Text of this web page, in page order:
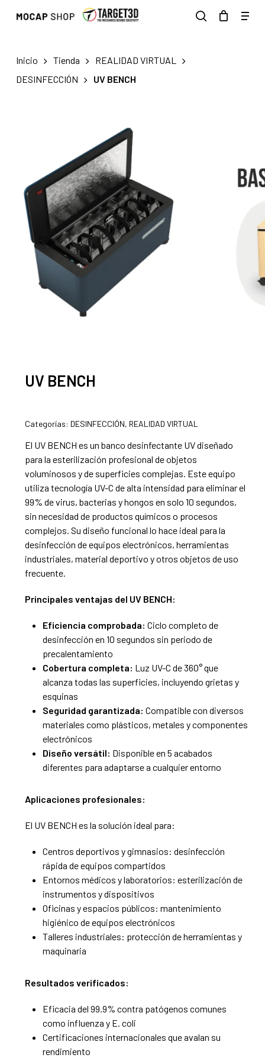
Menu
Inicio Tienda
REALIDAD VIRTUAL
DESINFECCIÓN
UV BENCH
UV BENCH
Categorías: DESINFECCIÓN, REALIDAD VIRTUAL
El UV BENCH es un banco desinfectante UV diseñado
para la esterilización profesional de objetos
voluminosos y de superficies complejas. Este equipo
utiliza tecnología UV-C de alta intensidad para eliminar el
99% de virus, bacterias y hongos en solo 10 segundos,
sin necesidad de productos químicos o procesos
complejos. Su diseño funcional lo hace ideal para la
desinfección de equipos electrónicos, herramientas
industriales, material deportivo y otros objetos de uso
frecuente.
Principales ventajas del UV BENCH:
Eficiencia comprobada: Ciclo completo de
desinfección en 10 segundos sin periodo de
precalentamiento
Cobertura completa: Luz UV-C de 360° que
alcanza todas las superficies, incluyendo grietas y
esquinas
Seguridad garantizada: Compatible con diversos
materiales como plásticos, metales y componentes
electrónicos
Diseño versátil: Disponible en 5 acabados
diferentes para adaptarse a cualquier entorno
Aplicaciones profesionales:
El UV BENCH es la solución ideal para:
Centros deportivos y gimnasios: desinfección
rápida de equipos compartidos
Entornos médicos y laboratorios: esterilización de
instrumentos y dispositivos
Oficinas y espacios públicos: mantenimiento
higiénico de equipos electrónicos
Talleres industriales: protección de herramientas y
maquinaria
Resultados verificados:
Eficacia del 99.9% contra patógenos comunes
como influenza y E. coli
Certificaciones internacionales que avalan su
rendimiento